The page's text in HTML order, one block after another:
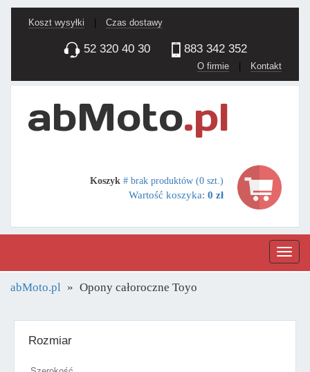
Koszt wysyłki Czas dostawy
52 320 40 30 883 342 352
O firmie | Kontakt
Koszyk # brak produktów (0 szt.)
Wartość koszyka: 0 zł
abMoto.pl Opony całoroczne Toyo
Rozmiar